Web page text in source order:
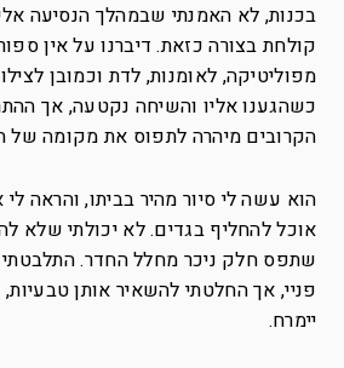
בכנות, לא האמנתי שבמהלך הנסיעה
קולחת בצורה כזאת. דיברנו על אין
מפוליטיקה, לאומנות, לדת וכמובן
כשהגענו אליו והשיחה נקטעה, אך
הקרובים מיהרה לתפוס את מקומה של
הוא עשה לי סיור מהיר בביתו, והראה
אוכל להחליף בגדים. לא יכולתי שלא
שתפס חלק ניכר מחלל החדר.
פניי, אך החלטתי להשאיר אותן
יימרח.